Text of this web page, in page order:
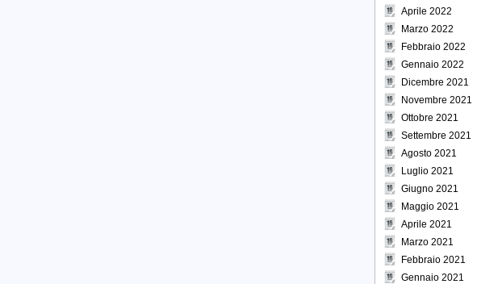
Aprile 2022
Marzo 2022
Febbraio 2022
Gennaio 2022
Dicembre 2021
Novembre 2021
Ottobre 2021
Settembre 2021
Agosto 2021
Luglio 2021
Giugno 2021
Maggio 2021
Aprile 2021
Marzo 2021
Febbraio 2021
Gennaio 2021